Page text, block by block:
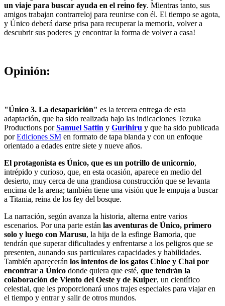
un viaje para buscar ayuda en el reino fey. Mientras tanto, sus
amigos trabajan contrarreloj para reunirse con él. El tiempo se agota,
y Único deberá darse prisa para recuperar la memoria, volver a
descubrir sus poderes ¡y encontrar la forma de volver a casa!
Opinión:
"Único 3. La desaparición" es la tercera entrega de esta
adaptación, que ha sido realizada bajo las indicaciones Tezuka
Productions porSamuel Sattin y Gurihiru y que ha sido publicada
porEdiciones SM en formato de tapa blanda y con un enfoque
orientado a edades entre siete y nueve años.
El protagonista es Único, que es un potrillo de unicornio,
intrépido y curioso, que, en esta ocasión, aparece en medio del
desierto, muy cerca de una grandiosa construcción que se levanta
encima de la arena; también tiene una visión que le empuja a buscar
a Titania, reina de los fey del bosque.
La narración, según avanza la historia, alterna entre varios
escenarios. Por una parte están las aventuras de Único, primero
solo y luego con Marusu, la hija de la esfinge Bamoria, que
tendrán que superar dificultades y enfrentarse a los peligros que se
presenten, aunando sus particulares capacidades y habilidades.
También aparecerán los intentos de los gatos Chloe y Chai por
encontrar a Único donde quiera que esté, que tendrán la
colaboración de Viento del Oeste y de Kuiper, un científico
celestial, que les proporcionará unos trajes especiales para viajar en
el tiempo y entrar y salir de otros mundos.